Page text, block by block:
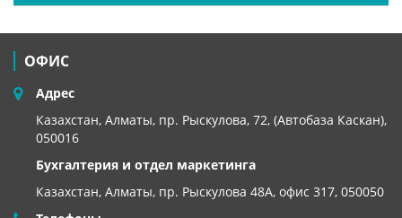
ОФИС
Адрес
Казахстан, Алматы, пр. Рыскулова, 72, (Автобаза Каскан),
050016
Бухгалтерия и отдел маркетинга
Казахстан, Алматы, пр. Рыскулова 48А, офис 317, 050050